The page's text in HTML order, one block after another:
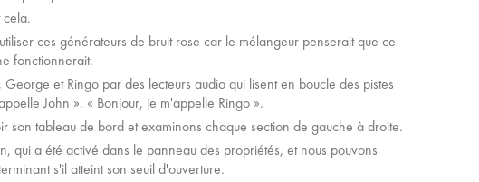
cela.
ces générateurs de bruit rose car le mélangeur penserait que ce
fonctionnerait.
et Ringo par des lecteurs audio qui lisent en boucle des pistes
John ». « Bonjour, je m'appelle Ringo ».
son tableau de bord et examinons chaque section de gauche à droite.
qui a été activé dans le panneau des propriétés, et nous pouvons
s'il atteint son seuil d'ouverture.